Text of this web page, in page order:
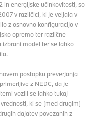
in energijske učinkovitosti, so
v različici, ki je veljala v
z osnovno konfiguracijo v
opremo ter različne
izbrani model ter se lahko
postopku preverjanja
z NEDC, da je
vozili se lahko tukaj
ki se (med drugim)
dajatev povezanih z